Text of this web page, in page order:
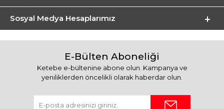
Sosyal Medya Hesaplarımız
E-Bülten Aboneliği
Ketebe e-bültenine abone olun. Kampanya ve
yeniliklerden öncelikli olarak haberdar olun.